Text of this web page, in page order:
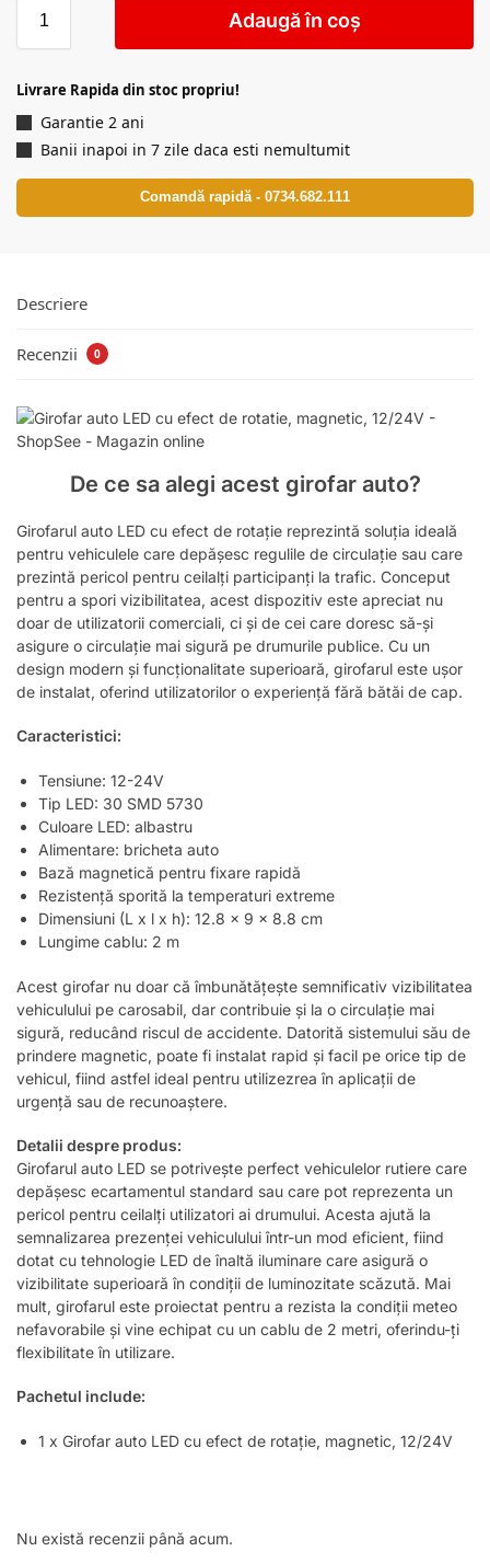
Adaugă în coș
Livrare Rapida din stoc propriu!
Garantie 2 ani
Banii inapoi in 7 zile daca esti nemultumit
Comandă rapidă - 0734.682.111
Descriere
Recenzii 0
De ce sa alegi acest girofar auto?
Girofarul auto LED cu efect de rotație reprezintă soluția ideală
pentru vehiculele care depășesc regulile de circulație sau care
prezintă pericol pentru ceilalți participanți la trafic. Conceput
pentru a spori vizibilitatea, acest dispozitiv este apreciat nu
doar de utilizatorii comerciali, ci și de cei care doresc să-și
asigure o circulație mai sigură pe drumurile publice. Cu un
design modern și funcționalitate superioară, girofarul este ușor
de instalat, oferind utilizatorilor o experiență fără bătăi de cap.
Caracteristici:
Tensiune: 12-24V
Tip LED: 30 SMD 5730
Culoare LED: albastru
Alimentare: bricheta auto
Bază magnetică pentru fixare rapidă
Rezistență sporită la temperaturi extreme
Dimensiuni (L x l x h): 12.8 x 9 x 8.8 cm
Lungime cablu: 2 m
Acest girofar nu doar că îmbunătățește semnificativ vizibilitatea
vehiculului pe carosabil, dar contribuie și la o circulație mai
sigură, reducând riscul de accidente. Datorită sistemului său de
prindere magnetic, poate fi instalat rapid și facil pe orice tip de
vehicul, fiind astfel ideal pentru utilizezrea în aplicații de
urgență sau de recunoaștere.
Detalii despre produs:
Girofarul auto LED se potrivește perfect vehiculelor rutiere care
depășesc ecartamentul standard sau care pot reprezenta un
pericol pentru ceilalți utilizatori ai drumului. Acesta ajută la
semnalizarea prezenței vehiculului într-un mod eficient, fiind
dotat cu tehnologie LED de înaltă iluminare care asigură o
vizibilitate superioară în condiții de luminozitate scăzută. Mai
mult, girofarul este proiectat pentru a rezista la condiții meteo
nefavorabile și vine echipat cu un cablu de 2 metri, oferindu-ți
flexibilitate în utilizare.
Pachetul include:
1 x Girofar auto LED cu efect de rotație, magnetic, 12/24V
Nu există recenzii până acum.